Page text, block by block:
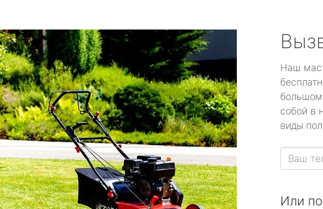
Наш
собой в
виды
Или